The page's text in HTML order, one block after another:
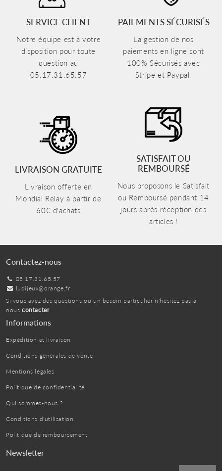
SERVICE CLIENT
Notre équipe est à votre
disposition pour toute
question au
05.17.31.65.57
PAIEMENTS SÉCURISÉS
La gestion de nos
paiements en ligne sont
100% Sécurisés avec
Stripe et Paypal.
LIVRAISON GRATUITE
Livraison offerte en
Mondial Relay à partir de
60€ d'achats
SATISFAIT OU
REMBOURSÉ
Nous proposons le Satisfait
ou Remboursé pendant 14
jours après réception des
articles !
Contactez-nous
05.17.31.65.57
ludijeux@orange.fr
Si vous avez des questions ou un besoin particulier n'hésitez pas à
nous contacter
Informations
Expédition et livraison
Conditions générales de vente
Mentions légales
Politique de confidentialité
Qui sommes-nous ?
Conditions d'utilisation
Politique de remboursement
Newsletter